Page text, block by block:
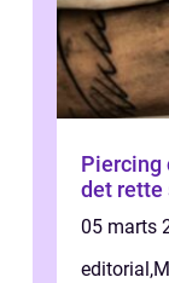
Piercing
det
05 marts
editorial,